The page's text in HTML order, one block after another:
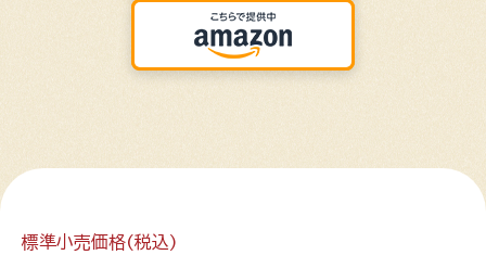
標準小売価格(税込)